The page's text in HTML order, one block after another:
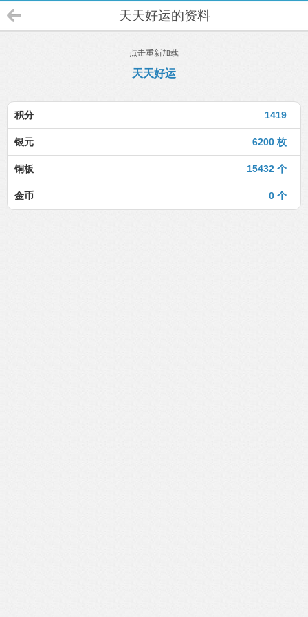
天天好运的资料
点击重新加载
天天好运
1419
积分
6200 枚
银元
15432 个
铜板
0 个
金币